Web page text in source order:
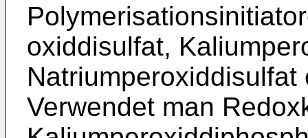
oxiddisulfat,
Verwendet man